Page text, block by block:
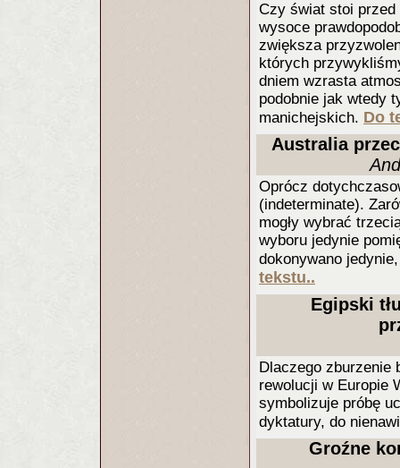
Czy świat stoi
wysoce
zwiększa
których
dniem wzrasta
podobnie jak wtedy
manichejskich. Do
Australia
Oprócz
(indeterminate).
mogły wybrać
wyboru jedynie
dokonywano
tekstu..
Egipski
Dlaczego zburzenie
rewolucji w Europie
symbolizuje próbę
dyktatury, do
Groźne